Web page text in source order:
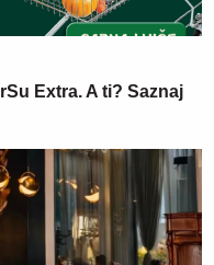
Extra. A ti? Saznaj